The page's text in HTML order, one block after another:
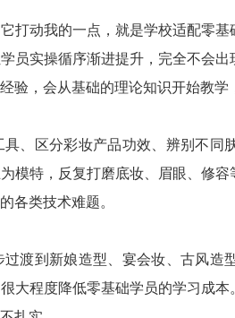
打动我的一点，就是学校适配零
员实操循序渐进提升，完全不会
验，会从基础的理论知识开始教学
、区分彩妆产品功效、辨别不
模特，反复打磨底妆、眉眼、修
各类技术难题。
渡到新娘造型、宴会妆、古风造
大程度降低零基础学员的学习成